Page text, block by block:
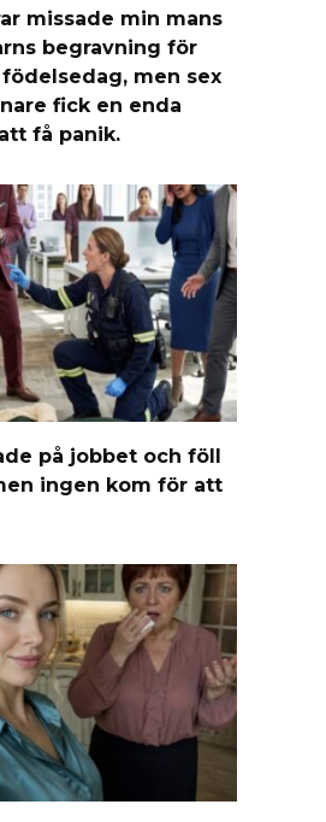
missade min mans
begravning för
men sex
fick en enda
få panik.
på jobbet och föll
ingen kom för att